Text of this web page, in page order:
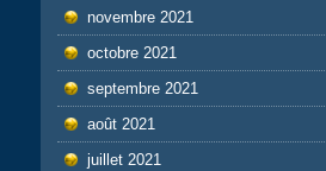
novembre 2021
octobre 2021
septembre 2021
août 2021
juillet 2021